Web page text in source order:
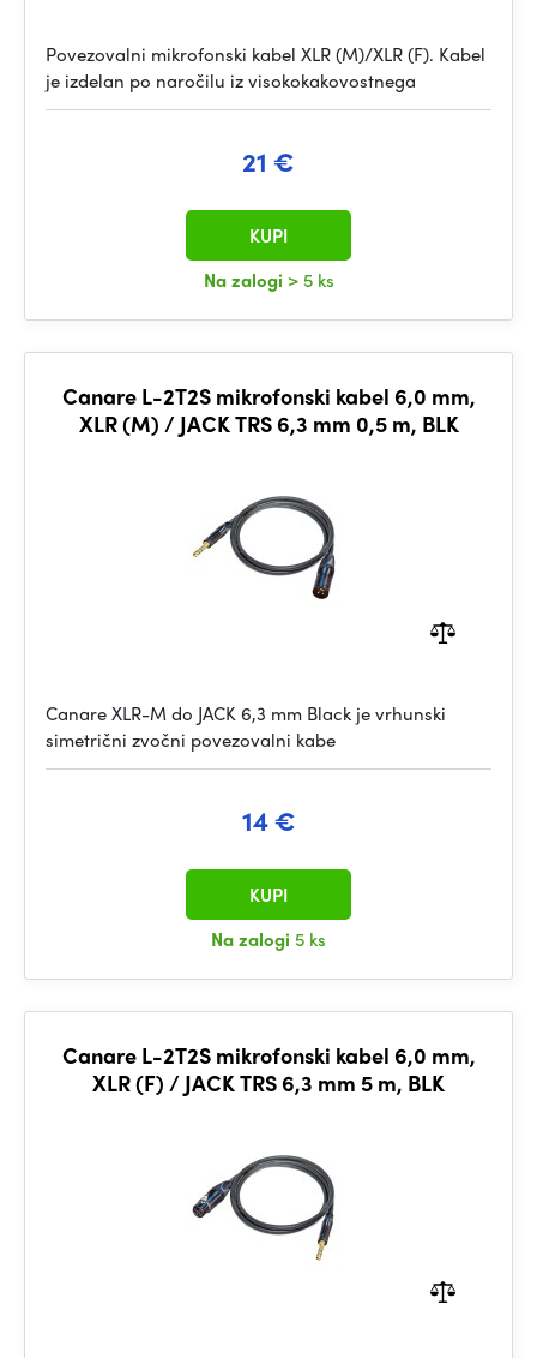
Povezovalni mikrofonski kabel XLR (M)/XLR (F). Kabel
je izdelan po naročilu iz visokokakovostnega
21 €
Na zalogi > 5 ks
KUPI
Canare L-2T2S mikrofonski kabel 6,0 mm,
XLR (M) / JACK TRS 6,3 mm 0,5 m, BLK
Canare XLR-M do JACK 6,3 mm Black je vrhunski
simetrični zvočni povezovalni kabe
14 €
Na zalogi 5 ks
KUPI
Canare L-2T2S mikrofonski kabel 6,0 mm,
XLR (F) / JACK TRS 6,3 mm 5 m, BLK